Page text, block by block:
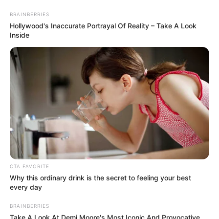
5 Lembrancinhas de Casamento
Que Custam Menos de 1 Real
BRAINBERRIES
Hollywood's Inaccurate Portrayal Of Reality – Take A Look
Inside
CTA FAVORITE
Why this ordinary drink is the secret to feeling your best
every day
BRAINBERRIES
Take A Look At Demi Moore's Most Iconic And Provocative